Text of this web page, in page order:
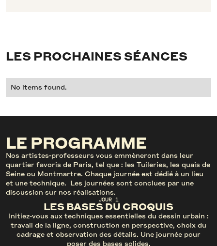
LES PROCHAINES SÉANCES
No items found.
LE PROGRAMME
Nos artistes-professeurs vous emmèneront dans leur
quartier favoris de Paris, tel que : les Tuileries, les quais de
Seine ou Montmartre. Chaque journée est dédié à un lieu
et une technique. Les journées sont conclues par une
discussion sur nos réalisations.
JOUR 1
LES BASES DU CROQUIS
Initiez-vous aux techniques essentielles du dessin urbain :
travail de la ligne, construction en perspective, choix du
cadrage et observation des détails. Une journée pour
poser des bases solides.